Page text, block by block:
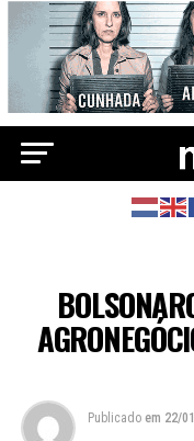
Publicado em 22/